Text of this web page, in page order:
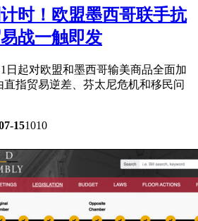
时！欧盟墨西哥联手抗
战一触即发
日起对欧盟和墨西哥输美商品全面加
直指贸易逆差、芬太尼危机和移民问
151010